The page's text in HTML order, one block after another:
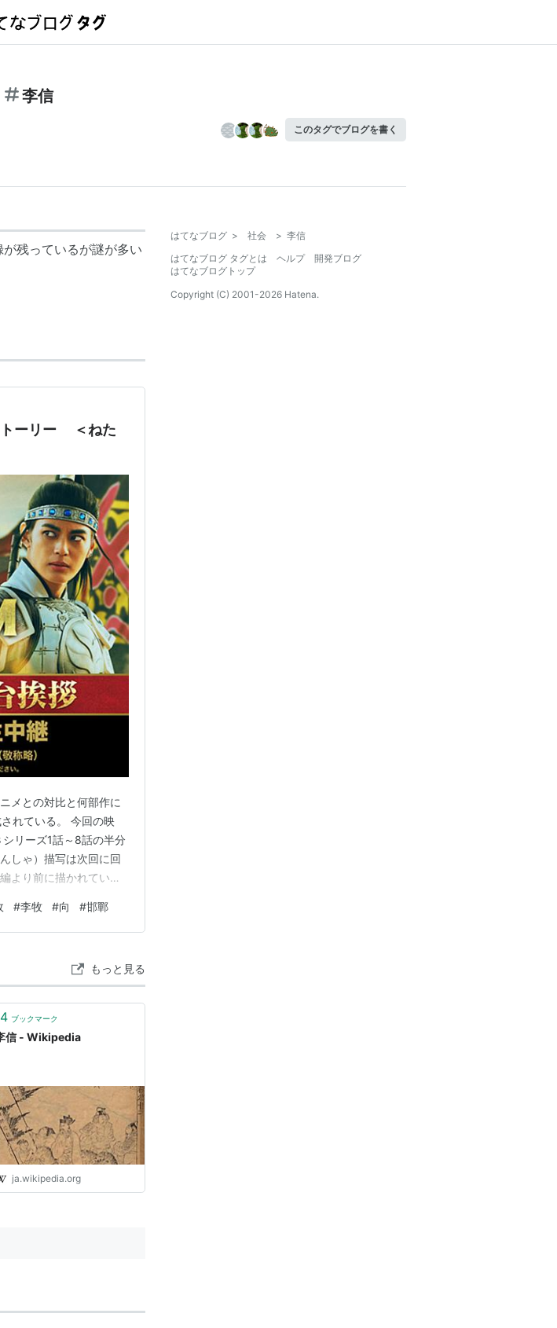
李信
このタグでブログを書く
残っているが謎が多い
ーリー ＜ねた
メとの対比と何部作に
れている。 今回の映
リーズ1話～8話の半分
しゃ）描写は次回に回
より前に描かれている
での映画化7.5/26
#李牧 #向 #邯鄲
もっと見る
ブックマーク
信 - Wikipedia
ja.wikipedia.org
はてなブログ > 社会 > 李信
はてなブログ タグとは
ヘルプ
開発ブログ
はてなブログトップ
Copyright (C) 2001-2026 Hatena.